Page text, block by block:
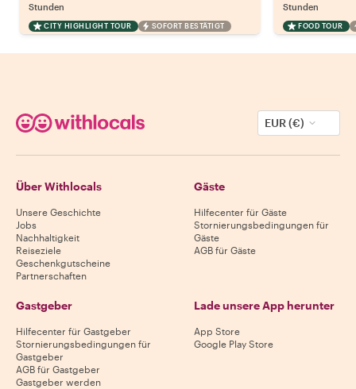
Stunden
CITY HIGHLIGHT TOUR SOFORT BESTÄTIGT
Stunden
FOOD TOUR
EUR (€)
Über Withlocals
Unsere Geschichte
Jobs
Nachhaltigkeit
Reiseziele
Geschenkgutscheine
Partnerschaften
Gäste
Hilfecenter für Gäste
Stornierungsbedingungen für
Gäste
AGB für Gäste
Gastgeber
Hilfecenter für Gastgeber
Stornierungsbedingungen für
Gastgeber
AGB für Gastgeber
Gastgeber werden
Lade unsere App herunter
App Store
Google Play Store